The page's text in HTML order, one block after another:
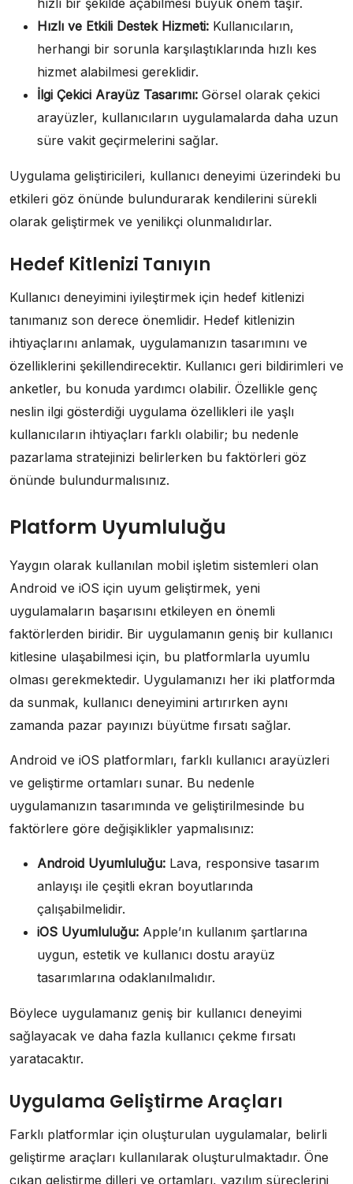
hızlı bir şekilde açabilmesi büyük önem taşır.
Hızlı ve Etkili Destek Hizmeti: Kullanıcıların,
herhangi bir sorunla karşılaştıklarında hızlı kes
hizmet alabilmesi gereklidir.
İlgi Çekici Arayüz Tasarımı: Görsel olarak çekici
arayüzler, kullanıcıların uygulamalarda daha uzun
süre vakit geçirmelerini sağlar.
Uygulama geliştiricileri, kullanıcı deneyimi üzerindeki bu
etkileri göz önünde bulundurarak kendilerini sürekli
olarak geliştirmek ve yenilikçi olunmalıdırlar.
Hedef Kitlenizi Tanıyın
Kullanıcı deneyimini iyileştirmek için hedef kitlenizi
tanımanız son derece önemlidir. Hedef kitlenizin
ihtiyaçlarını anlamak, uygulamanızın tasarımını ve
özelliklerini şekillendirecektir. Kullanıcı geri bildirimleri ve
anketler, bu konuda yardımcı olabilir. Özellikle genç
neslin ilgi gösterdiği uygulama özellikleri ile yaşlı
kullanıcıların ihtiyaçları farklı olabilir; bu nedenle
pazarlama stratejinizi belirlerken bu faktörleri göz
önünde bulundurmalısınız.
Platform Uyumluluğu
Yaygın olarak kullanılan mobil işletim sistemleri olan
Android ve iOS için uyum geliştirmek, yeni
uygulamaların başarısını etkileyen en önemli
faktörlerden biridir. Bir uygulamanın geniş bir kullanıcı
kitlesine ulaşabilmesi için, bu platformlarla uyumlu
olması gerekmektedir. Uygulamanızı her iki platformda
da sunmak, kullanıcı deneyimini artırırken aynı
zamanda pazar payınızı büyütme fırsatı sağlar.
Android ve iOS platformları, farklı kullanıcı arayüzleri
ve geliştirme ortamları sunar. Bu nedenle
uygulamanızın tasarımında ve geliştirilmesinde bu
faktörlere göre değişiklikler yapmalısınız:
Android Uyumluluğu: Lava, responsive tasarım
anlayışı ile çeşitli ekran boyutlarında
çalışabilmelidir.
iOS Uyumluluğu: Apple’ın kullanım şartlarına
uygun, estetik ve kullanıcı dostu arayüz
tasarımlarına odaklanılmalıdır.
Böylece uygulamanız geniş bir kullanıcı deneyimi
sağlayacak ve daha fazla kullanıcı çekme fırsatı
yaratacaktır.
Uygulama Geliştirme Araçları
Farklı platformlar için oluşturulan uygulamalar, belirli
geliştirme araçları kullanılarak oluşturulmaktadır. Öne
çıkan geliştirme dilleri ve ortamları, yazılım süreçlerini